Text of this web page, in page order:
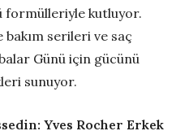
formülleriyle kutluyor.
serileri ve saç
Günü için gücünü
sunuyor.
Yves Rocher Erkek